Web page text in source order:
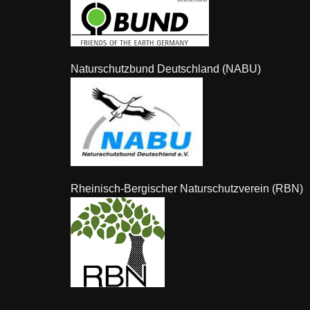
Naturschutzbund Deutschland (NABU)
Rheinisch-Bergischer Naturschutzverein (RBN)